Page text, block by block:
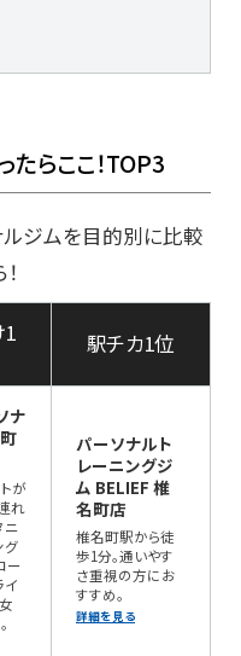
らここ！TOP3
ジムを目的別に比較
1 駅チカ1位
ナ
が
れ
ニ
グ
ー
イ
パーソナルト
レーニングジ
ム BELIEF 椎
名町店
椎名町駅から徒
歩1分。通いやす
さ重視の方にお
すすめ。
詳細を見る